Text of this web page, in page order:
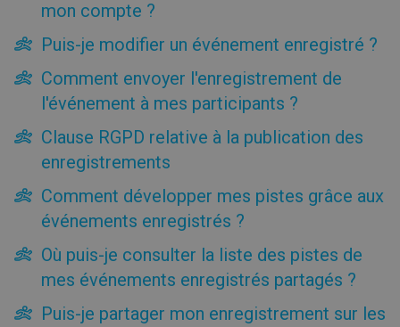
Comment puis-je enregistrer un événement ?
Qu'est-ce que la transcription d'enregistrements avec l'IA
?
Quel est l'espace d'enregistrement dont je dispose ?
Comment puis-je gérer le stockage des enregistrements
et l’espace d’archivage de mon compte ?
Comment envoyer l'enregistrement de l'événement à
mes participants ?
Comment développer mes pistes grâce aux événements
enregistrés ?
enregistrés partagés ?
mon compte ?
Puis-je modifier un événement enregistré ?
Comment envoyer l'enregistrement de
l'événement à mes participants ?
Clause RGPD relative à la publication des
enregistrements
Comment développer mes pistes grâce aux
événements enregistrés ?
Où puis-je consulter la liste des pistes de
mes événements enregistrés partagés ?
Puis-je partager mon enregistrement sur les